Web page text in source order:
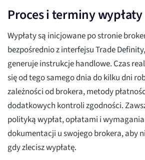
Proces i terminy wypłaty
Wypłaty są inicjowane po stronie
bezpośrednio z interfejsu Trade
generuje instrukcje handlowe. Czas
się od tego samego dnia do kilku dni
zależności od brokera, metody
dodatkowych kontroli zgodności.
polityką wypłat, opłatami i
dokumentacji u swojego brokera, aby
gdy zlecisz wypłatę.